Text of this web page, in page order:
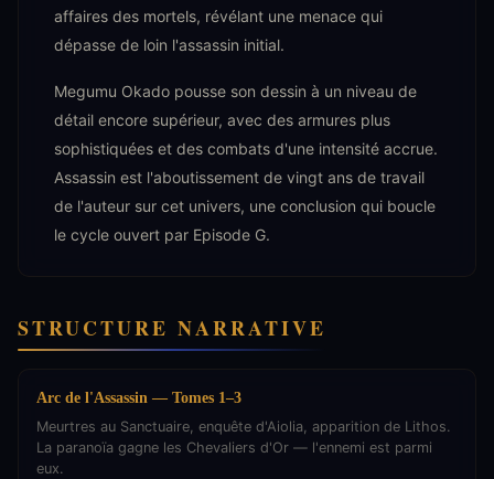
affaires des mortels, révélant une menace qui
dépasse de loin l'assassin initial.
Megumu Okado pousse son dessin à un niveau de
détail encore supérieur, avec des armures plus
sophistiquées et des combats d'une intensité accrue.
Assassin est l'aboutissement de vingt ans de travail
de l'auteur sur cet univers, une conclusion qui boucle
le cycle ouvert par Episode G.
STRUCTURE NARRATIVE
Arc de l'Assassin — Tomes 1–3
Meurtres au Sanctuaire, enquête d'Aiolia, apparition de Lithos.
La paranoïa gagne les Chevaliers d'Or — l'ennemi est parmi
eux.